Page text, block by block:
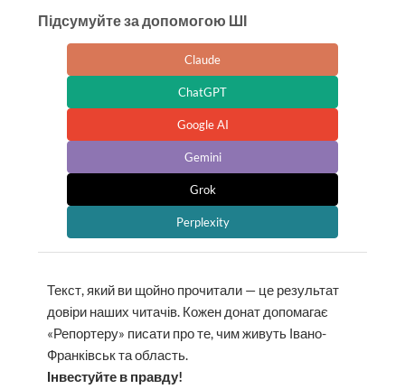
Підсумуйте за допомогою ШІ
Claude
ChatGPT
Google AI
Gemini
Grok
Perplexity
Текст, який ви щойно прочитали — це результат
довіри наших читачів. Кожен донат допомагає
«Репортеру» писати про те, чим живуть Івано-
Франківськ та область.
Інвестуйте в правду!